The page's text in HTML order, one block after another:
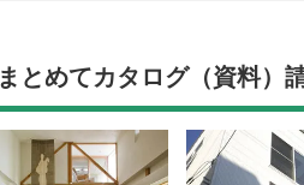
まとめてカタログ（資料）